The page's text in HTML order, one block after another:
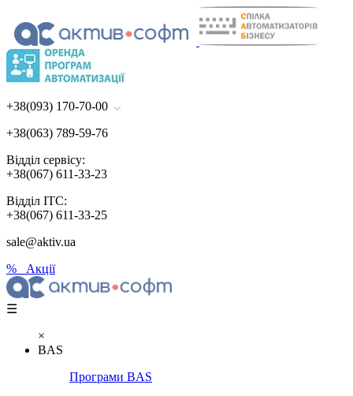
+38(093) 170-70-00
+38(063) 789-59-76
Відділ сервісу:
+38(067) 611-33-23
Відділ ІТС:
+38(067) 611-33-25
sale@aktiv.ua
% Акції
☰
×
BAS
Програми BAS